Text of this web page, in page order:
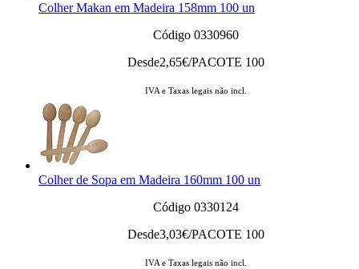
Colher Makan em Madeira 158mm 100 un
Código 0330960
Desde2,65€/PACOTE 100
IVA e Taxas legais não incl.
Colher de Sopa em Madeira 160mm 100 un
Código 0330124
Desde3,03€/PACOTE 100
IVA e Taxas legais não incl.